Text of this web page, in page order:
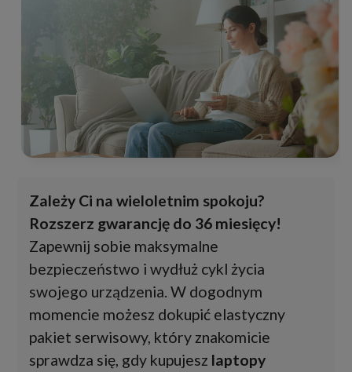
Zależy Ci na wieloletnim spokoju?
Rozszerz gwarancję do 36 miesięcy!
Zapewnij sobie maksymalne
bezpieczeństwo i wydłuż cykl życia
swojego urządzenia. W dogodnym
momencie możesz dokupić elastyczny
pakiet serwisowy, który znakomicie
sprawdza się, gdy kupujesz laptopy